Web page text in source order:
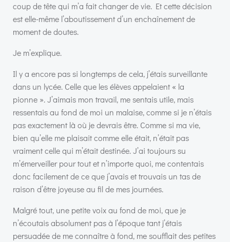
coup de tête qui m’a fait changer de vie. Et cette décision
est elle-même l’aboutissement d’un enchaînement de
moment de doutes.
Je m’explique.
Il y a encore pas si longtemps de cela, j’étais surveillante
dans un lycée. Celle que les élèves appelaient « la
pionne ». J’aimais mon travail, me sentais utile, mais
ressentais au fond de moi un malaise, comme si je n’étais
pas exactement là où je devrais être. Comme si ma vie,
bien qu’elle me plaisait comme elle était, n’était pas
vraiment celle qui m’était destinée. J’ai toujours su
m’émerveiller pour tout et n’importe quoi, me contentais
donc facilement de ce que j’avais et trouvais un tas de
raison d’être joyeuse au fil de mes journées.
Malgré tout, une petite voix au fond de moi, que je
n’écoutais absolument pas à l’époque tant j’étais
persuadée de me connaître à fond, me soufflait des petites